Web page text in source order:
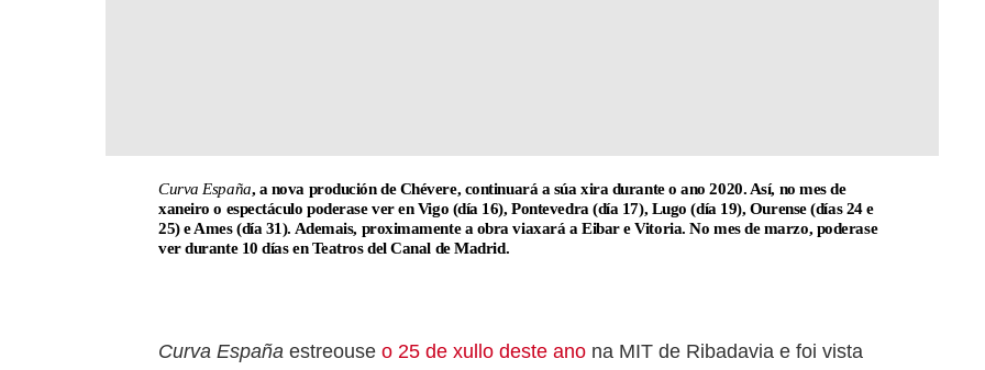
Curva España, a nova produción de Chévere, continuará a súa xira durante o ano 2020. Así, no mes de
xaneiro o espectáculo poderase ver en Vigo (día 16), Pontevedra (día 17), Lugo (día 19), Ourense (días 24 e
25) e Ames (día 31). Ademais, proximamente a obra viaxará a Eibar e Vitoria. No mes de marzo, poderase
ver durante 10 días en Teatros del Canal de Madrid.
Curva España estreouse o 25 de xullo deste ano na MIT de Ribadavia e foi vista